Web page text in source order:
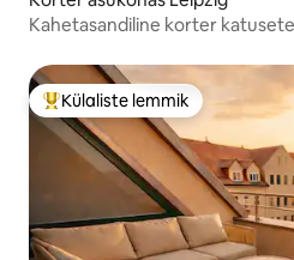
Kahetasandiline korter
Külaliste suur lemmik
Külaliste lemmik